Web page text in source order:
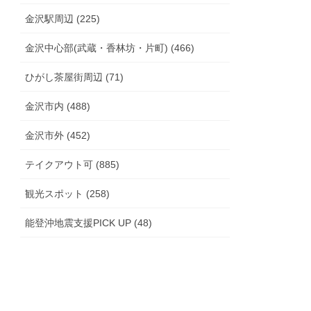
金沢駅周辺 (225)
金沢中心部(武蔵・香林坊・片町) (466)
ひがし茶屋街周辺 (71)
金沢市内 (488)
金沢市外 (452)
テイクアウト可 (885)
観光スポット (258)
能登沖地震支援PICK UP (48)